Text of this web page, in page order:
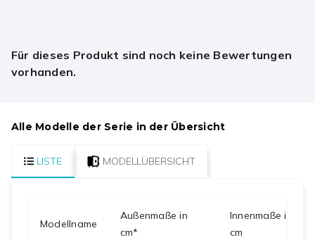
Für dieses Produkt sind noch keine Bewertungen
vorhanden.
Alle Modelle der Serie in der Übersicht
LISTE MODELLÜBERSICHT
Modellname
Außenmaße in
cm*
Innenmaße in
cm